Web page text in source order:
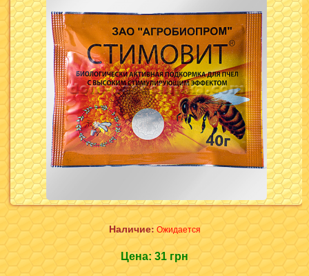
Наличие:Ожидается
Цена: 31 грн